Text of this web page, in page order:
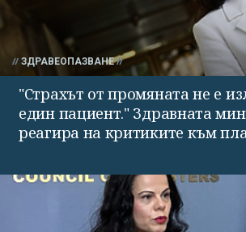
ЗДРАВЕОПАЗВАНЕ
"Страхът от промяната не е
един пациент." Здравната
реагира на критиките към